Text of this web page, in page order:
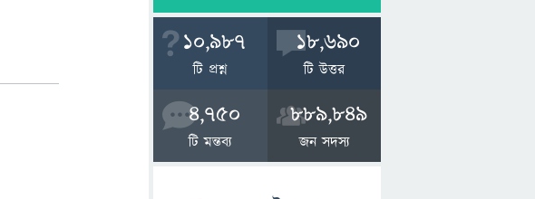
10,987
টি প্রশ্ন
18,690
টি উত্তর
4,750
টি মন্তব্য
889,849
জন সদস্য